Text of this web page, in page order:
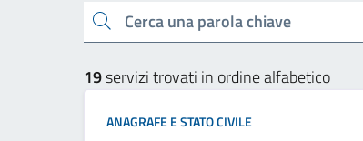
Cerca una parola chiave
19servizi trovati in ordine alfabetico
ANAGRAFE E STATO CIVILE